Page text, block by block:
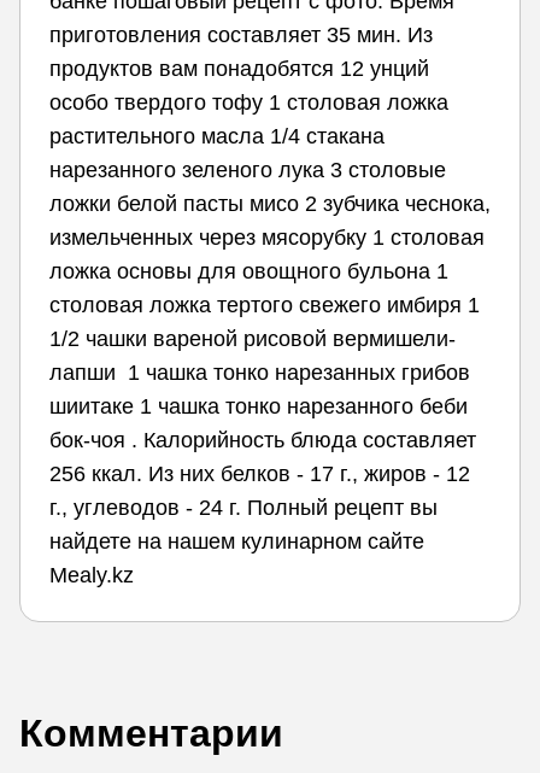
приготовления составляет 35 мин. Из
продуктов вам понадобятся 12 унций
особо твердого тофу 1 столовая ложка
растительного масла 1/4 стакана
нарезанного зеленого лука 3 столовые
ложки белой пасты мисо 2 зубчика чеснока,
измельченных через мясорубку 1 столовая
ложка основы для овощного бульона 1
столовая ложка тертого свежего имбиря 1
1/2 чашки вареной рисовой вермишели-
лапши 1 чашка тонко нарезанных грибов
шиитаке 1 чашка тонко нарезанного беби
бок-чоя . Калорийность блюда составляет
256 ккал. Из них белков - 17 г., жиров - 12
г., углеводов - 24 г. Полный рецепт вы
найдете на нашем кулинарном сайте
Mealy.kz
Комментарии